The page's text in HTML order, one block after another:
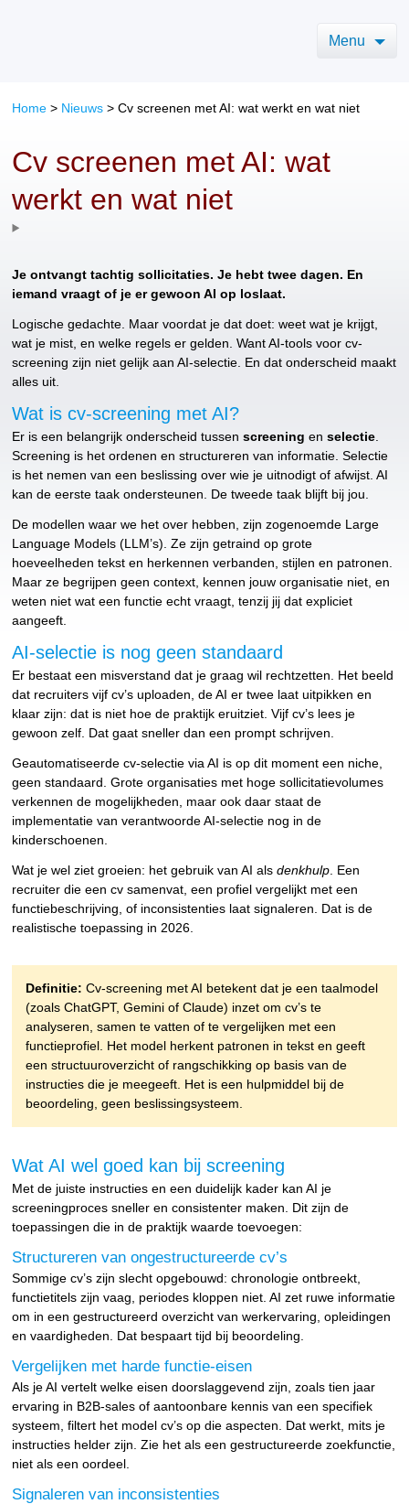
Menu
Home > Nieuws >Cv screenen met AI: wat werkt en wat niet
Cv screenen met AI: wat
werkt en wat niet
Je ontvangt tachtig sollicitaties. Je hebt twee dagen. En
iemand vraagt of je er gewoon AI op loslaat.
Logische gedachte. Maar voordat je dat doet: weet wat je krijgt,
wat je mist, en welke regels er gelden. Want AI-tools voor cv-
screening zijn niet gelijk aan AI-selectie. En dat onderscheid maakt
alles uit.
Wat is cv-screening met AI?
Er is een belangrijk onderscheid tussenscreening enselectie
Screening is het ordenen en structureren van informatie. Selectie
is het nemen van een beslissing over wie je uitnodigt of afwijst. AI
kan de eerste taak ondersteunen. De tweede taak blijft bij jou.
De modellen waar we het over hebben, zijn zogenoemde Large
Language Models (LLM’s). Ze zijn getraind op grote
hoeveelheden tekst en herkennen verbanden, stijlen en patronen.
Maar ze begrijpen geen context, kennen jouw organisatie niet, en
weten niet wat een functie echt vraagt, tenzij jij dat expliciet
aangeeft.
AI-selectie is nog geen standaard
Er bestaat een misverstand dat je graag wil rechtzetten. Het beeld
dat recruiters vijf cv’s uploaden, de AI er twee laat uitpikken en
klaar zijn: dat is niet hoe de praktijk eruitziet. Vijf cv’s lees je
gewoon zelf. Dat gaat sneller dan een prompt schrijven.
Geautomatiseerde cv-selectie via AI is op dit moment een niche,
geen standaard. Grote organisaties met hoge sollicitatievolumes
verkennen de mogelijkheden, maar ook daar staat de
implementatie van verantwoorde AI-selectie nog in de
kinderschoenen.
Wat je wel ziet groeien: het gebruik van AI alsdenkhulp . Een
recruiter die een cv samenvat, een profiel vergelijkt met een
functiebeschrijving, of inconsistenties laat signaleren. Dat is de
realistische toepassing in 2026.
Definitie: Cv-screening met AI betekent dat je een taalmodel
(zoals ChatGPT, Gemini of Claude) inzet om cv’s te
analyseren, samen te vatten of te vergelijken met een
functieprofiel. Het model herkent patronen in tekst en geeft
een structuuroverzicht of rangschikking op basis van de
instructies die je meegeeft. Het is een hulpmiddel bij de
beoordeling, geen beslissingsysteem.
Wat AI wel goed kan bij screening
Met de juiste instructies en een duidelijk kader kan AI je
screeningproces sneller en consistenter maken. Dit zijn de
toepassingen die in de praktijk waarde toevoegen:
Structureren van ongestructureerde cv’s
Sommige cv’s zijn slecht opgebouwd: chronologie ontbreekt,
functietitels zijn vaag, periodes kloppen niet. AI zet ruwe informatie
om in een gestructureerd overzicht van werkervaring, opleidingen
en vaardigheden. Dat bespaart tijd bij beoordeling.
Vergelijken met harde functie-eisen
Als je AI vertelt welke eisen doorslaggevend zijn, zoals tien jaar
ervaring in B2B-sales of aantoonbare kennis van een specifiek
systeem, filtert het model cv’s op die aspecten. Dat werkt, mits je
instructies helder zijn. Zie het als een gestructureerde zoekfunctie,
niet als een oordeel.
Signaleren van inconsistenties